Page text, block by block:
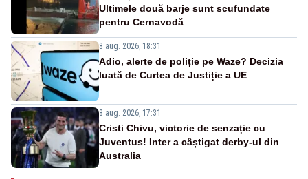
Ultimele două barje sunt scufundate
pentru Cernavodă
8 aug. 2026, 18:31
Adio, alerte de poliție pe Waze? Decizia
luată de Curtea de Justiție a UE
8 aug. 2026, 17:31
Cristi Chivu, victorie de senzație cu
Juventus! Inter a câștigat derby-ul din
Australia